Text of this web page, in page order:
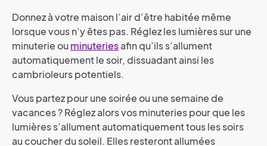
Donnez à votre maison l’air d’être habitée même
lorsque vous n’y êtes pas. Réglez les lumières sur une
minuterie ou minuteriesafin qu’ils s’allument
automatiquement le soir, dissuadant ainsi les
cambrioleurs potentiels.
Vous partez pour une soirée ou une semaine de
vacances ? Réglez alors vos minuteries pour que les
lumières s’allument automatiquement tous les soirs
au coucher du soleil. Elles resteront allumées